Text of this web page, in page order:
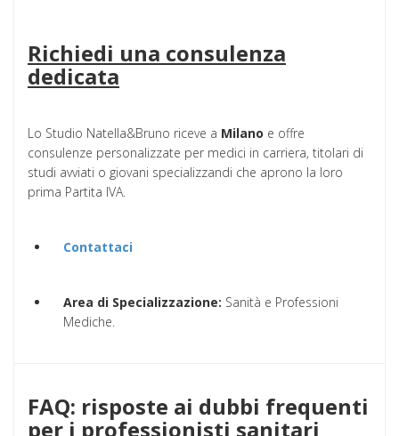
Richiedi una consulenza
dedicata
Lo Studio Natella&Bruno riceve a Milano e offre
consulenze personalizzate per medici in carriera, titolari di
studi avviati o giovani specializzandi che aprono la loro
prima Partita IVA.
Contattaci
Area di Specializzazione: Sanità e Professioni
Mediche.
FAQ: risposte ai dubbi frequenti
per i professionisti sanitari